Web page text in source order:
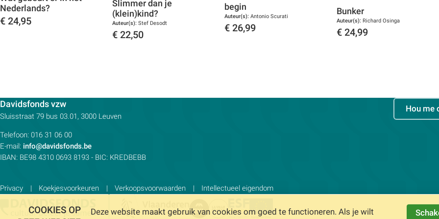
Nederlands?
€ 24,95
Slimmer dan je
(klein)kind?
Auteur(s): Stef Desodt
€ 22,50
begin
Auteur(s): Antonio Scurati
€ 26,99
Bunker
Auteur(s): Richard Osinga
€ 24,99
Davidsfonds vzwContactpersoon:
Adres:
Sluisstraat 79 bus 03.01, 3000 Leuven
Telefoon: 016 31 06 00
E-mail: info@davidsfonds.be
IBAN: BE98 4310 0693 8193 - BIC: KREDBEBB
Privacy Koekjesvoorkeuren Verkoopsvoorwaarden Intellectueel eigendom
Hou me
COOKIES OP
Deze website maakt gebruik van cookies om goed te functioneren. Als je wilt